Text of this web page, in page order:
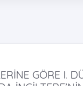
GÖRE I.